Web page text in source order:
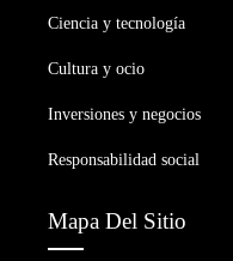
Ciencia y tecnología
Cultura y ocio
Inversiones y negocios
Responsabilidad social
Mapa Del Sitio